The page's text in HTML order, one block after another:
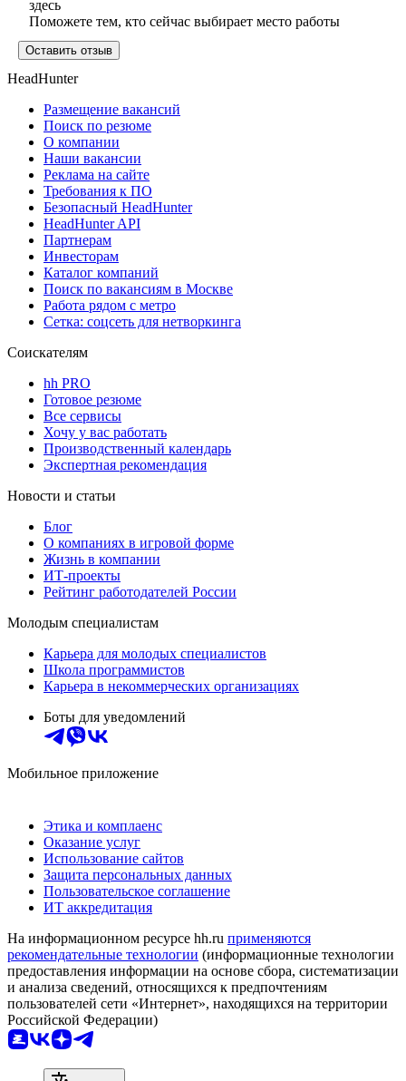
здесь
Поможете тем, кто сейчас выбирает место работы
Оставить отзыв
HeadHunter
Размещение вакансий
Поиск по резюме
О компании
Наши вакансии
Реклама на сайте
Требования к ПО
Безопасный HeadHunter
HeadHunter API
Партнерам
Инвесторам
Каталог компаний
Поиск по вакансиям в Москве
Работа рядом с метро
Сетка: соцсеть для нетворкинга
Соискателям
hh PRO
Готовое резюме
Все сервисы
Хочу у вас работать
Производственный календарь
Экспертная рекомендация
Новости и статьи
Блог
О компаниях в игровой форме
Жизнь в компании
ИТ-проекты
Рейтинг работодателей России
Молодым специалистам
Карьера для молодых специалистов
Школа программистов
Карьера в некоммерческих организациях
Боты для уведомлений
Мобильное приложение
Этика и комплаенс
Оказание услуг
Использование сайтов
Защита персональных данных
Пользовательское соглашение
ИТ аккредитация
На информационном ресурсе hh.ru применяются
рекомендательные технологии (информационные технологии
предоставления информации на основе сбора, систематизации
и анализа сведений, относящихся к предпочтениям
пользователей сети «Интернет», находящихся на территории
Российской Федерации)